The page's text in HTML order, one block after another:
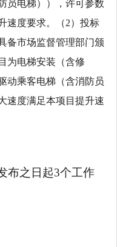
员电梯）），许可参数
速度要求。（2）投标
备市场监督管理部门颁
为电梯安装（含修
动乘客电梯（含消防员
速度满足本项目提升速
布之日起3个工作